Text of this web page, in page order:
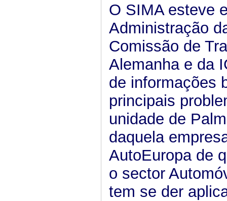
O SIMA esteve
Administração
Comissão de
Alemanha e da
de informações
principais
unidade de
daquela
AutoEuropa de
o sector
tem se der